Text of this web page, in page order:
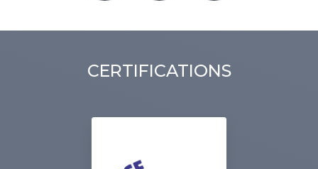
CERTIFICATIONS